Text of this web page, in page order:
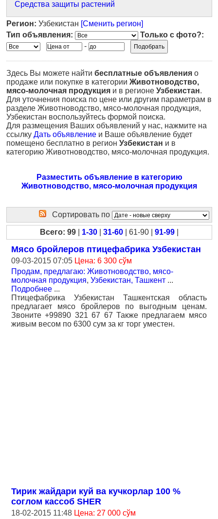
Средства защиты растений
Регион: Узбекистан [Сменить регион]
Тип объявления:
Только с фото?:
-
Здесь Вы можете найти бесплатные объявления о
продаже или покупке в категории Животноводство,
мясо-молочная продукция и в регионе Узбекистан.
Для уточнения поиска по цене или другим параметрам в
разделе Животноводство, мясо-молочная продукция,
Узбекистан воспользуйтесь формой поиска.
Для размещения Ваших объявлений у нас, нажмите на
ссылку Дать объявление и Ваше объявление будет
помещено бесплатно в регион Узбекистан и в
категорию Животноводство, мясо-молочная продукция.
Разместить объявление в категорию
Животноводство, мясо-молочная продукция
Сортировать по
Всего: 99 1-30 31-60 | 61-90 | 91-99
Мясо бройлеров птицефабрика Узбекистан
09-03-2015 07:05 Цена: 6 300 сўм
Продам, предлагаю: Животноводство, мясо-
молочная продукция, Узбекистан, Ташкент ...
Подробнее ...
Птицефабрика Узбекистан Ташкентская область
предлагает мясо бройлеров по выгодным ценам.
Звоните +99890 321 67 67 Также предлагаем мясо
живым весом по 6300 сум за кг торг уместен.
Тирик жайдари куй ва кучкорлар 100 %
соглом кассоб SHER
18-02-2015 11:48 Цена: 27 000 сўм